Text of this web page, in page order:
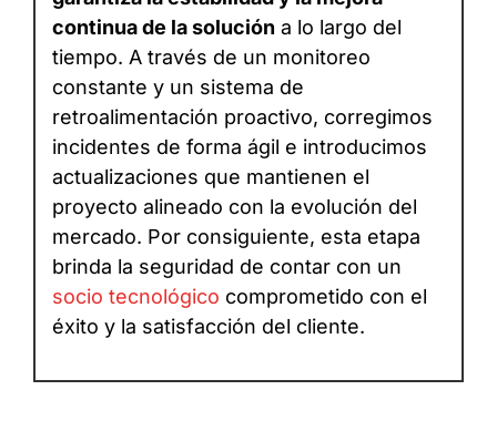
continua de la solución a lo largo del
tiempo. A través de un monitoreo
constante y un sistema de
retroalimentación proactivo, corregimos
incidentes de forma ágil e introducimos
actualizaciones que mantienen el
proyecto alineado con la evolución del
mercado. Por consiguiente, esta etapa
brinda la seguridad de contar con un
socio tecnológico comprometido con el
éxito y la satisfacción del cliente.